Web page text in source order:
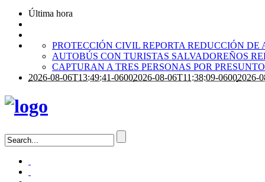
Última hora
PROTECCIÓN CIVIL REPORTA REDUCCIÓN
AUTOBÚS CON TURISTAS SALVADOREÑOS
CAPTURAN A TRES PERSONAS POR
2026-08-06T13:49:41-06002026-08-06T11:38:09-06002026-